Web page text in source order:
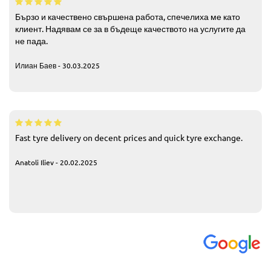
Бързо и качествено свършена работа, спечелиха ме като
клиент. Надявам се за в бъдеще качеството на услугите да
не пада.
Илиан Баев - 30.03.2025
Fast tyre delivery on decent prices and quick tyre exchange.
Anatoli Iliev - 20.02.2025